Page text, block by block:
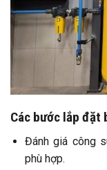
Các bước lắp đặt
Đánh giá công
phù hợp.